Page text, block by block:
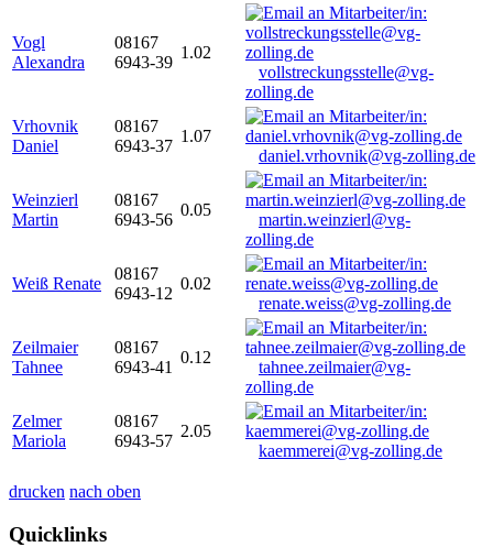
Vogl
Alexandra
08167
6943-39
1.02
vollstreckungsstelle@vg-
zolling.de
Vrhovnik
Daniel
08167
6943-37
1.07
daniel.vrhovnik@vg-zolling.de
Weinzierl
Martin
08167
6943-56
0.05
martin.weinzierl@vg-
zolling.de
Weiß Renate
08167
6943-12
0.02
renate.weiss@vg-zolling.de
Zeilmaier
Tahnee
08167
6943-41
0.12
tahnee.zeilmaier@vg-
zolling.de
Zelmer
Mariola
08167
6943-57
2.05
kaemmerei@vg-zolling.de
drucken nach oben
Quicklinks